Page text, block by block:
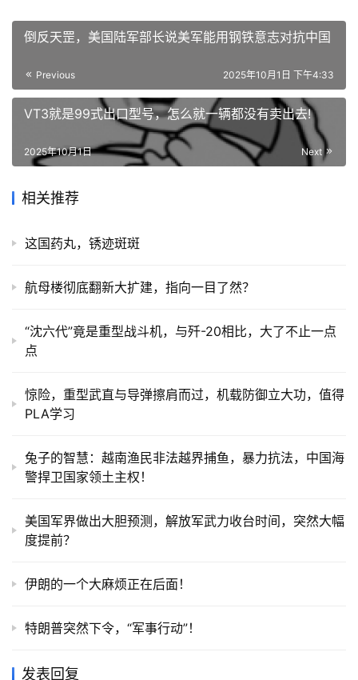
倒反天罡，美国陆军部长说美军能用钢铁意志对抗中国
Previous 2025年10月1日 下午4:33
VT3就是99式出口型号，怎么就一辆都没有卖出去!
Next
2025年10月1日
相关推荐
这国药丸，锈迹斑斑
航母楼彻底翻新大扩建，指向一目了然？
“沈六代”竟是重型战斗机，与歼-20相比，大了不止一点
点
惊险，重型武直与导弹擦肩而过，机载防御立大功，值得
PLA学习
兔子的智慧：越南渔民非法越界捕鱼，暴力抗法，中国海
警捍卫国家领土主权！
美国军界做出大胆预测，解放军武力收台时间，突然大幅
度提前？
伊朗的一个大麻烦正在后面！
特朗普突然下令，“军事行动”！
发表回复